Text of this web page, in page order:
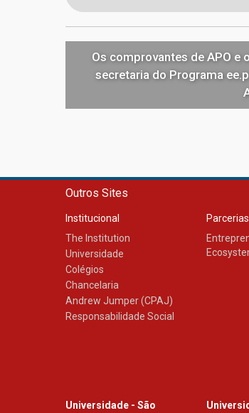
Os comprovantes de APO e
secretaria do Programa
Outros Sites
Institucional
The Institution
Universidade
Colégios
Chancelaria
Andrew Jumper (CPAJ)
Responsabilidade Social
Universidade - São